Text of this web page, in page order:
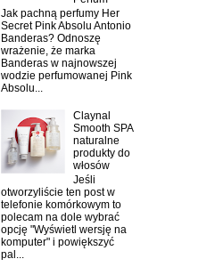
Jak pachną perfumy Her
Secret Pink Absolu Antonio
Banderas? Odnoszę
wrażenie, że marka
Banderas w najnowszej
wodzie perfumowanej Pink
Absolu...
Claynal
Smooth SPA
naturalne
produkty do
włosów
Jeśli
otworzyliście ten post w
telefonie komórkowym to
polecam na dole wybrać
opcję "Wyświetl wersję na
komputer" i powiększyć
pal...